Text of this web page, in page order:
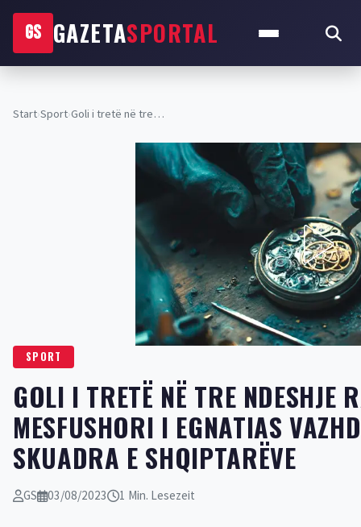
GS GAZETASPORTAL
Start›Sport›Goli i tretë në tre…
SPORT
GOLI I TRETË NË TRE NDESHJE
MESFUSHORI I EGNATIAS
SKUADRA E SHQIPTARËVE
GS 03/08/2023 1 Min. Lesezeit